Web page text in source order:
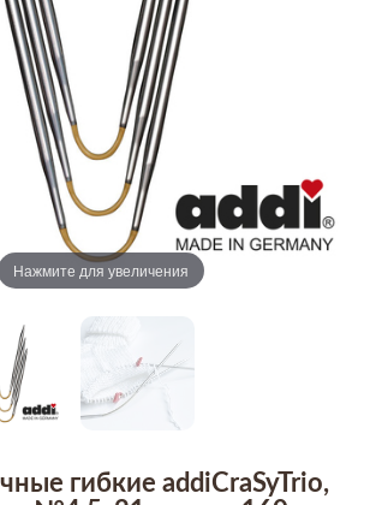
Нажмите для увеличения
гибкие addiCraSyTrio,